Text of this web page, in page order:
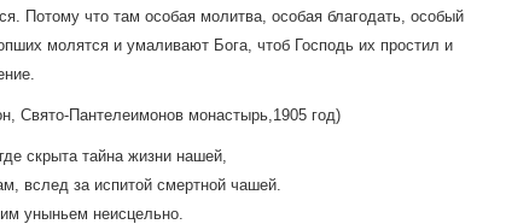
Потому что там особая молитва, особая благодать, особый
молятся и умаливают Бога, чтоб Господь их простил и
Свято-Пантелеимонов монастырь,1905 год)
скрыта тайна жизни нашей,
вслед за испитой смертной чашей.
уныньем неисцельно.